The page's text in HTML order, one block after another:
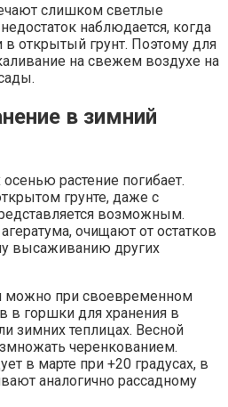
слишком светлые
наблюдается, когда
в открытый грунт. Поэтому для
на свежем воздухе на
в зимний
растение погибает.
грунте, даже с
возможным.
очищают от остатков
высаживанию других
можно при своевременном
в горшки для хранения в
зимних теплицах. Весной
черенкованием.
в марте при +20 градусах, в
аналогично рассадному